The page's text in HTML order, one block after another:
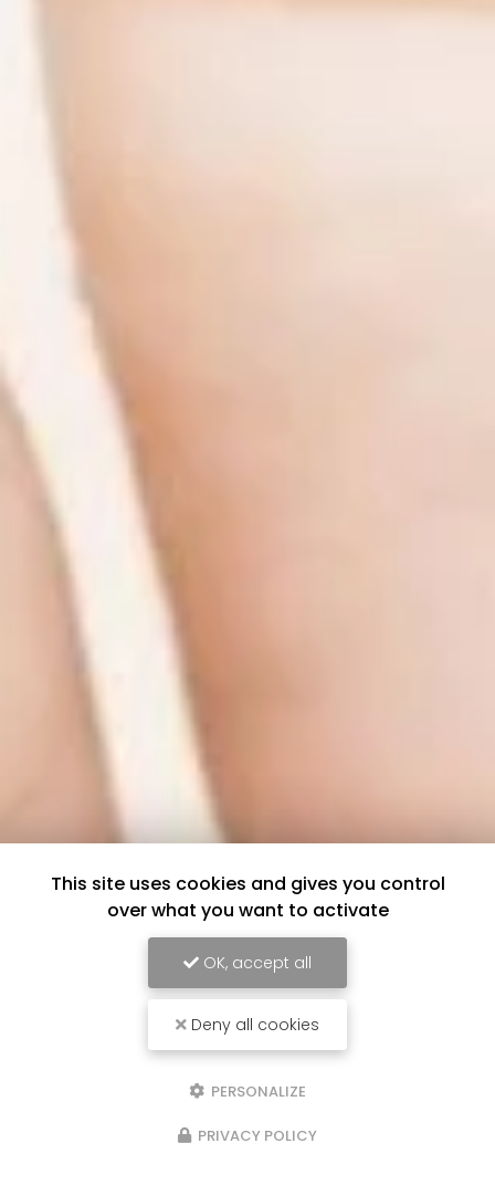
This site uses cookies and gives you control
over what you want to activate
OK, accept all
Deny all cookies
PERSONALIZE
PRIVACY POLICY